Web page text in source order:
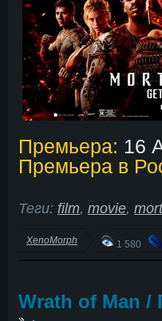
Премьера: 16
Премьера в
Теги: film, movie,
XenoMorph 1 580
Wrath of Man /